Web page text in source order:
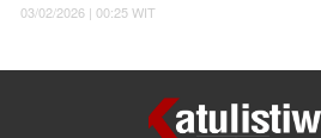
03/02/2026 | 00:25 WIT